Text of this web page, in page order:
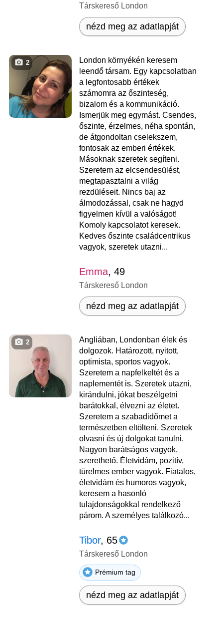
Társkereső London
nézd meg az adatlapját
2
London környékén keresem
leendő társam. Egy kapcsolatban
a legfontosabb értékek
számomra az őszinteség,
bizalom és a kommunikáció.
Ismerjük meg egymást. Csendes,
őszinte, érzelmes, néha spontán,
de átgondoltan cselekszem,
fontosak az emberi értékek.
Másoknak szeretek segíteni.
Szeretem az elcsendesülést,
megtapasztalni a világ
rezdüléseit. Nincs baj az
álmodozással, csak ne hagyd
figyelmen kívül a valóságot!
Komoly kapcsolatot keresek.
Kedves őszinte családcentrikus
vagyok, szeretek utazni...
Emma, 49
Társkereső London
nézd meg az adatlapját
2
Angliában, Londonban élek és
dolgozok. Határozott, nyitott,
optimista, sportos vagyok.
Szeretem a napfelkeltét és a
naplementét is. Szeretek utazni,
kirándulni, jókat beszélgetni
barátokkal, élvezni az életet.
Szeretem a szabadidőmet a
természetben eltölteni. Szeretek
olvasni és új dolgokat tanulni.
Nagyon barátságos vagyok,
szerethető. Életvidám, pozitív,
türelmes ember vagyok. Fiatalos,
életvidám és humoros vagyok,
keresem a hasonló
tulajdonságokkal rendelkező
párom. A személyes találkozó...
Tibor, 65
Társkereső London
Prémium tag
nézd meg az adatlapját